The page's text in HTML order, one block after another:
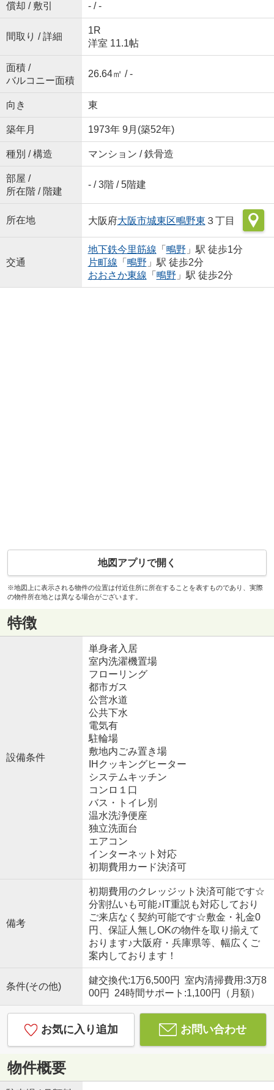
償却 / 敷引 - / -
間取り / 詳細
1R
洋室 11.1帖
面積 /
バルコニー面積
26.64㎡ / -
向き 東
築年月 1973年 9月(築52年)
種別 / 構造 マンション / 鉄骨造
部屋 /
所在階 / 階建
- / 3階 / 5階建
所在地 大阪府大阪市城東区鴫野東 ３丁目
交通
地下鉄今里筋線 「 鴫野 」駅 徒歩1分
片町線 「 鴫野 」駅 徒歩2分
おおさか東線 「 鴫野 」駅 徒歩2分
地図アプリで開く
※地図上に表示される物件の位置は付近住所に所在することを表すものであり、実際
の物件所在地とは異なる場合がございます。
特徴
設備条件
単身者入居
室内洗濯機置場
フローリング
都市ガス
公営水道
公共下水
電気有
駐輪場
敷地内ごみ置き場
IHクッキングヒーター
システムキッチン
コンロ１口
バス・トイレ別
温水洗浄便座
独立洗面台
エアコン
インターネット対応
初期費用カード決済可
備考
初期費用のクレッジット決済可能です☆
分割払いも可能♪IT重説も対応しており
ご来店なく契約可能です☆敷金・礼金0
円、保証人無しOKの物件を取り揃えて
おります♪大阪府・兵庫県等、幅広くご
案内しております！
条件(その他)
鍵交換代:1万6,500円 室内清掃費用:3万8
00円 24時間サポート:1,100円（月額）
お気に入り追加 お問い合わせ
物件概要